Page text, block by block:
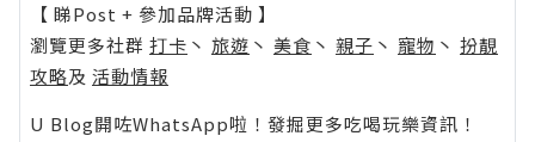
【 睇Post + 參加品牌活動 】
瀏覽更多社群 打卡 丶 旅遊 丶 美食 丶 親子 丶 寵物 丶 扮靚
攻略及 活動情報
U Blog開咗WhatsApp啦！發掘更多吃喝玩樂資訊！